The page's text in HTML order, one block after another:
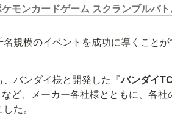
モンカードゲーム スクランブルバ
規模のイベントを成功に導くことが
、バンダイ様と開発した『バンダイ
など、メーカー各社様とともに、各
た。